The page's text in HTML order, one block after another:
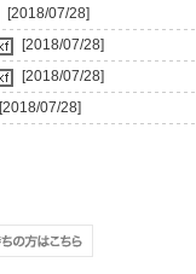
[2018/07/28]
[2018/07/28]
[2018/07/28]
[2018/07/28]